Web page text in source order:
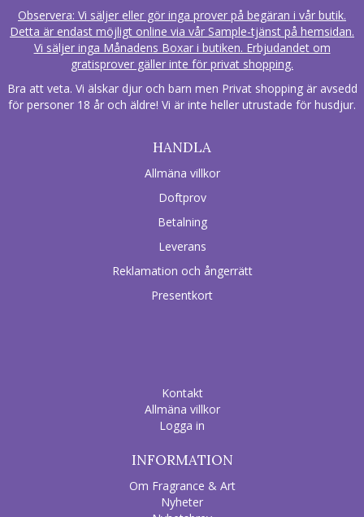
Observera: Vi säljer eller gör inga prover på begäran i vår butik.
Detta är endast möjligt online via vår Sample-tjänst på hemsidan.
Vi säljer inga Månadens Boxar i butiken. Erbjudandet om
gratisprover gäller inte för privat shopping.
Bra att veta. Vi älskar djur och barn men Privat shopping är avsedd
för personer 18 år och äldre! Vi är inte heller utrustade för husdjur.
HANDLA
Allmäna villkor
Doftprov
Betalning
Leverans
Reklamation och ångerrätt
Presentkort
Kontakt
Allmäna villkor
Logga in
INFORMATION
Om Fragrance & Art
Nyheter